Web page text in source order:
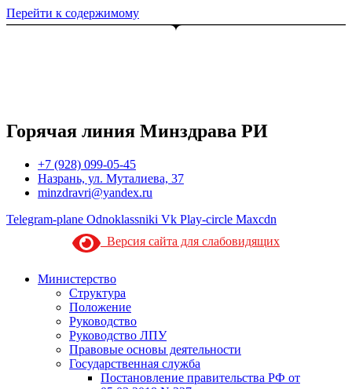
Перейти к содержимому
Горячая линия Минздрава РИ
+7 (928) 099-05-45
Назрань, ул. Муталиева, 37
minzdravri@yandex.ru
Telegram-plane Odnoklassniki Vk Play-circle Maxcdn
Версия сайта для слабовидящих
Министерство
Структура
Положение
Руководство
Руководство ЛПУ
Правовые основы деятельности
Государственная служба
Постановление правительства РФ от